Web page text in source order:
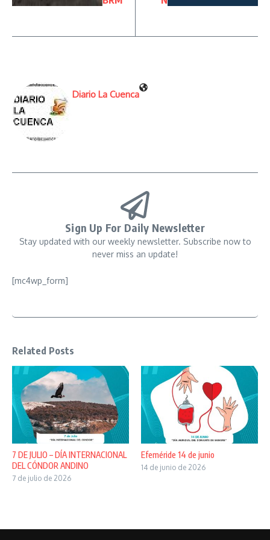
Diario La Cuenca
Sign Up For Daily Newsletter
Stay updated with our weekly newsletter. Subscribe now to
never miss an update!
[mc4wp_form]
Related Posts
7 DE JULIO – DÍA INTERNACIONAL
DEL CÓNDOR ANDINO
7 de julio de 2026
Efeméride 14 de junio
14 de junio de 2026